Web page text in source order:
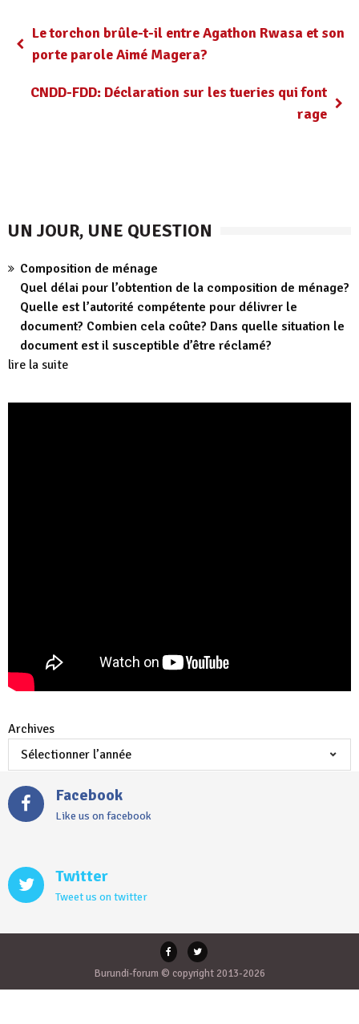
Le torchon brûle-t-il entre Agathon Rwasa et son
porte parole Aimé Magera?
CNDD-FDD: Déclaration sur les tueries qui font
rage
UN JOUR, UNE QUESTION
Composition de ménage
Quel délai pour l’obtention de la composition de ménage?
Quelle est l’autorité compétente pour délivrer le
document? Combien cela coûte? Dans quelle situation le
document est il susceptible d’être réclamé?
lire la suite
Archives
Facebook
Like us on facebook
Twitter
Tweet us on twitter
Burundi-forum © copyright 2013-2026